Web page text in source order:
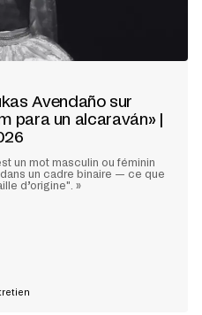
Avendaño sur
para un alcaraván» |
un mot masculin ou féminin
un cadre binaire — ce que
d’origine". »